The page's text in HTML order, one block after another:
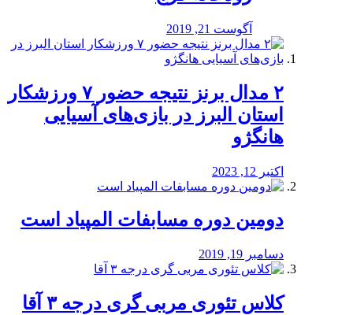
آگوست 21, 2019
۲ مدال برنز نتیجه حضور ۷ ورزشکار
استان البرز در بازی‌های آسیایی
هانگژو
اکتبر 12, 2023
دومین دوره مسابفات المپیاد است
دسامبر 19, 2019
کلاس تئوری مربی گری درجه ۳ آقا